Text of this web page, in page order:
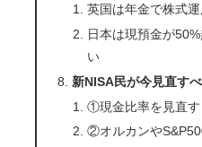
英国は年金で株式
日本は現預金が
い
新NISA民が今見直す
①現金比率を見直す
②オルカンや